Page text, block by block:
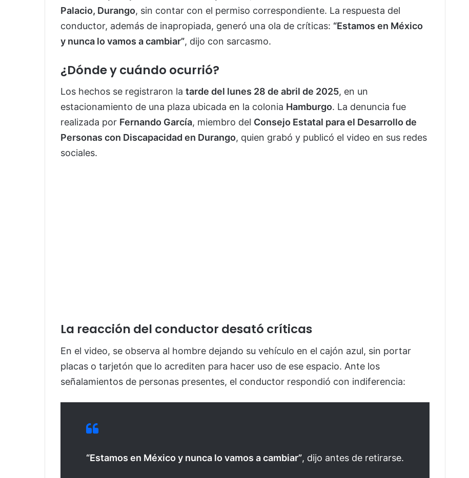
Palacio, Durango, sin contar con el permiso correspondiente. La respuesta del
conductor, además de inapropiada, generó una ola de críticas: “Estamos en México
y nunca lo vamos a cambiar”, dijo con sarcasmo.
¿Dónde y cuándo ocurrió?
Los hechos se registraron la tarde del lunes 28 de abril de 2025, en un
estacionamiento de una plaza ubicada en la colonia Hamburgo. La denuncia fue
realizada por Fernando García, miembro del Consejo Estatal para el Desarrollo de
Personas con Discapacidad en Durango, quien grabó y publicó el video en sus redes
sociales.
La reacción del conductor desató críticas
En el video, se observa al hombre dejando su vehículo en el cajón azul, sin portar
placas o tarjetón que lo acrediten para hacer uso de ese espacio. Ante los
señalamientos de personas presentes, el conductor respondió con indiferencia:
“Estamos en México y nunca lo vamos a cambiar”, dijo antes de retirarse.